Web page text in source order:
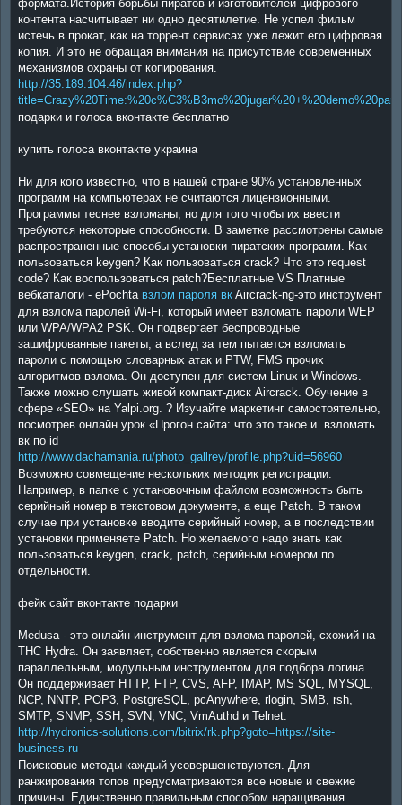
формата.История борьбы пиратов и изготовителей цифрового
контента насчитывает ни одно десятилетие. Не успел фильм
истечь в прокат, как на торрент сервисах уже лежит его цифровая
копия. И это не обращая внимания на присутствие современных
механизмов охраны от копирования.
http://35.189.104.46/index.php?
подарки и голоса вконтакте бесплатно
купить голоса вконтакте украина
Ни для кого известно, что в нашей стране 90% установленных
программ на компьютерах не считаются лицензионными.
Программы теснее взломаны, но для того чтобы их ввести
требуются некоторые способности. В заметке рассмотрены самые
распространенные способы установки пиратских программ. Как
пользоваться keygen? Как пользоваться crack? Что это request
code? Как воспользоваться patch?Бесплатные VS Платные
вебкаталоги - ePochta взлом пароля вк Aircrack-ng-это инструмент
для взлома паролей Wi-Fi, который имеет взломать пароли WEP
или WPA/WPA2 PSK. Он подвергает беспроводные
зашифрованные пакеты, а вслед за тем пытается взломать
пароли с помощью словарных атак и PTW, FMS прочих
алгоритмов взлома. Он доступен для систем Linux и Windows.
Также можно слушать живой компакт-диск Aircrack. Обучение в
сфере «SEO» на Yalpi.org. ? Изучайте маркетинг самостоятельно,
посмотрев онлайн урок «Прогон сайта: что это такое и взломать
вк по id
http://www.dachamania.ru/photo_gallrey/profile.php?uid=56960
Возможно совмещение нескольких методик регистрации.
Например, в папке с установочным файлом возможность быть
серийный номер в текстовом документе, а еще Patch. В таком
случае при установке вводите серийный номер, а в последствии
установки применяете Patch. Но желаемого надо знать как
пользоваться keygen, crack, patch, серийным номером по
отдельности.
фейк сайт вконтакте подарки
Medusa - это онлайн-инструмент для взлома паролей, схожий на
THC Hydra. Он заявляет, собственно является скорым
параллельным, модульным инструментом для подбора логина.
Он поддерживает HTTP, FTP, CVS, AFP, IMAP, MS SQL, MYSQL,
NCP, NNTP, POP3, PostgreSQL, pcAnywhere, rlogin, SMB, rsh,
SMTP, SNMP, SSH, SVN, VNC, VmAuthd и Telnet.
http://hydronics-solutions.com/bitrix/rk.php?goto=https://site-
business.ru
Поисковые методы каждый усовершенствуются. Для
ранжирования топов предусматриваются все новые и свежие
причины. Единственно правильным способом наращивания